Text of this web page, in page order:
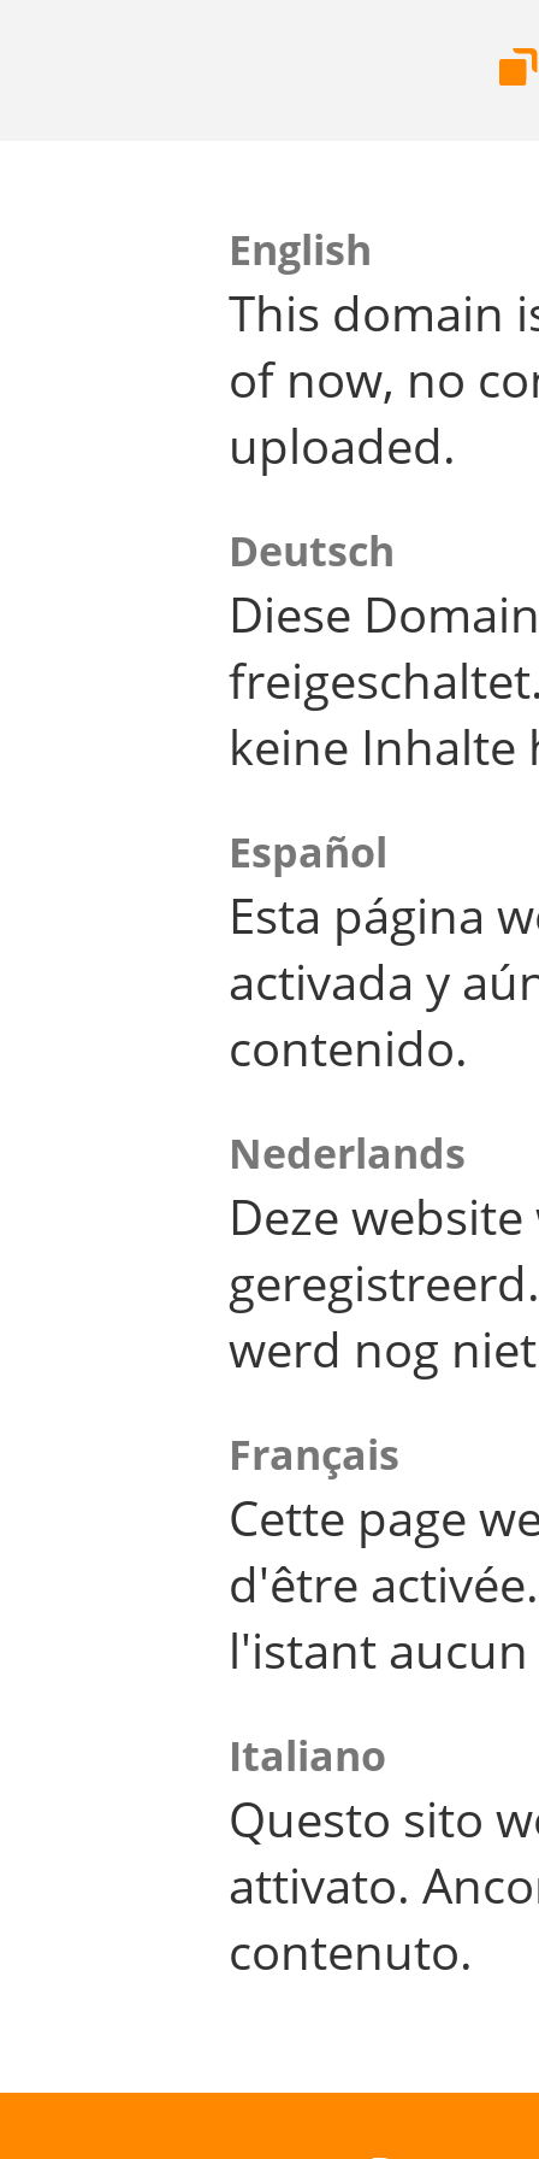
English
This domain
of now, no
uploaded.
Deutsch
Diese
keine Inhalte
Español
Esta página
activada y
contenido.
Nederlands
Deze
werd nog
Français
Cette page
d'être
l'istant
Italiano
Questo sito
attivato.
contenuto.